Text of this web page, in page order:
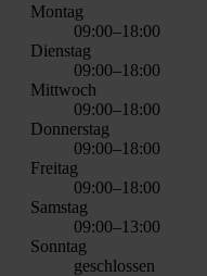
Mon­tag
09:00–18:00
Diens­tag
09:00–18:00
Mitt­woch
09:00–18:00
Don­ners­tag
09:00–18:00
Frei­tag
09:00–18:00
Sams­tag
09:00–13:00
Sonn­tag
geschlos­sen